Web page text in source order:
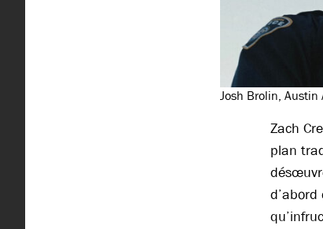
Josh Brolin, Austin
Zach
plan